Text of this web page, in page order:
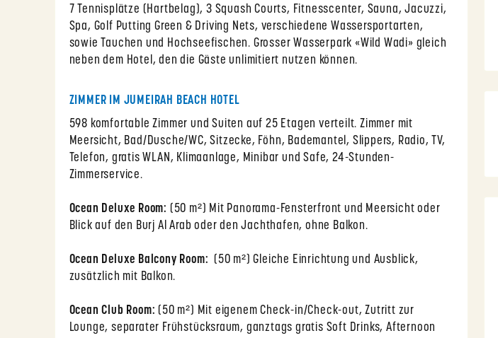
7 Tennisplätze (Hartbelag), 3 Squash Courts, Fitnesscenter, Sauna, Jacuzzi,
Spa, Golf Putting Green & Driving Nets, verschiedene Wassersportarten,
sowie Tauchen und Hochseefischen. Grosser Wasserpark «Wild Wadi» gleich
neben dem Hotel, den die Gäste unlimitiert nutzen können.
ZIMMER IM JUMEIRAH BEACH HOTEL
598 komfortable Zimmer und Suiten auf 25 Etagen verteilt. Zimmer mit
Meersicht, Bad/Dusche/WC, Sitzecke, Föhn, Bademantel, Slippers, Radio, TV,
Telefon, gratis WLAN, Klimaanlage, Minibar und Safe, 24-Stunden-
Zimmerservice.
Ocean Deluxe Room: (50 m²) Mit Panorama-Fensterfront und Meersicht oder
Blick auf den Burj Al Arab oder den Jachthafen, ohne Balkon.
Ocean Deluxe Balcony Room: (50 m²) Gleiche Einrichtung und Ausblick,
zusätzlich mit Balkon.
Ocean Club Room:(50 m²) Mit eigenem Check-in/Check-out, Zutritt zur
Lounge, separater Frühstücksraum, ganztags gratis Soft Drinks, Afternoon